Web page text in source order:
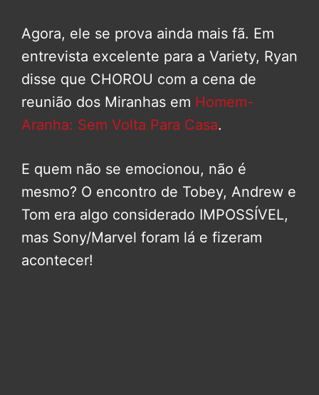
Agora, ele se prova ainda mais fã. Em
entrevista excelente para a Variety, Ryan
disse que CHOROU com a cena de
reunião dos Miranhas em Homem-
Aranha: Sem Volta Para Casa.
E quem não se emocionou, não é
mesmo? O encontro de Tobey, Andrew e
Tom era algo considerado IMPOSSÍVEL,
mas Sony/Marvel foram lá e fizeram
acontecer!